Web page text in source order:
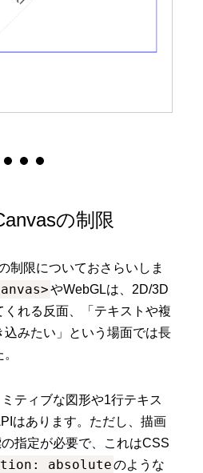
の制限
制限についておさらいしま
やWebGLは、2D/3D
れる反面、「テキストや複
みたい」という場面では長
ティブな図形や1行テキス
はあります。ただし、描画
の指定が必要で、これはCSS
absoluteのような